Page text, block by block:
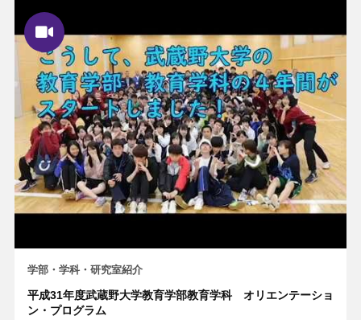
学部・学科・研究室紹介
平成31年度武蔵野大学教育学部教育学科 オリエンテーショ
ン・プログラム